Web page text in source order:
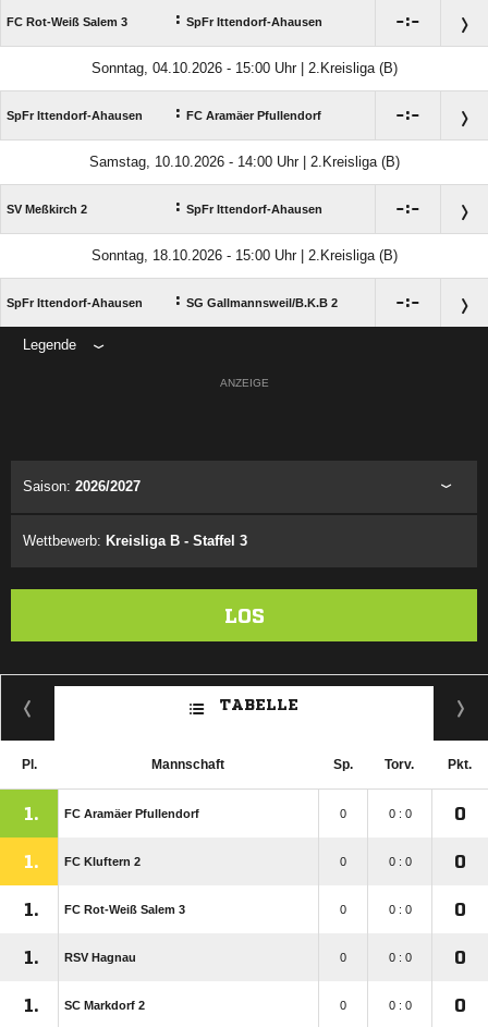
FC Rot-Weiß Salem 3 : SpFr Ittendorf-Ahausen :
Sonntag, 04.10.2026 - 15:00 Uhr | 2.Kreisliga (B)
SpFr Ittendorf-Ahausen : FC Aramäer Pfullendorf :
Samstag, 10.10.2026 - 14:00 Uhr | 2.Kreisliga (B)
SV Meßkirch 2 : SpFr Ittendorf-Ahausen :
Sonntag, 18.10.2026 - 15:00 Uhr | 2.Kreisliga (B)
SpFr Ittendorf-Ahausen : SG Gallmannsweil/​B.K.B 2 :
Legende
ANZEIGE
Saison: 2026/2027
Wettbewerb: Kreisliga B - Staffel 3
LOS
TABELLE
Pl. Mannschaft Sp. Torv. Pkt.
1. FC Aramäer Pfullendorf 0 0 : 0 0
1. FC Kluftern 2 0 0 : 0 0
1. FC Rot-Weiß Salem 3 0 0 : 0 0
1. RSV Hagnau 0 0 : 0 0
1. SC Markdorf 2 0 0 : 0 0